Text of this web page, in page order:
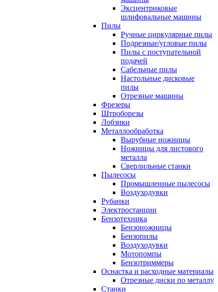
Эксцентриковые
шлифовальные машины
Пилы
Ручные циркулярные пилы
Подрезные/угловые пилы
Пилы с поступательной
подачей
Сабельные пилы
Настольные дисковые
пилы
Отрезные машины
Фрезеры
Штроборезы
Лобзики
Металлообработка
Вырубные ножницы
Ножницы для листового
металла
Сверлильные станки
Пылесосы
Промышленные пылесосы
Воздуходувки
Рубанки
Электростанции
Бензотехника
Бензоножницы
Бензопилы
Воздуходувки
Мотопомпы
Бензотриммеры
Оснастка и расходные материалы
Отрезные диски по металлу
Станки